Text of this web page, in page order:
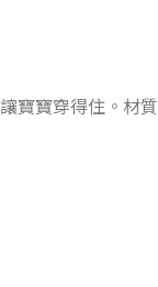
寶寶穿得住。材